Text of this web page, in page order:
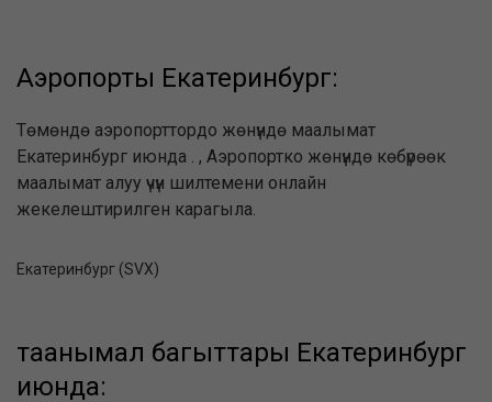
Аэропорты Екатеринбург:
Төмөндө аэропорттордо жөнүндө маалымат
Екатеринбург июнда . , Аэропортко жөнүндө көбүрөөк
маалымат алуу үчүн шилтемени онлайн
жекелештирилген карагыла.
Екатеринбург (SVX)
таанымал багыттары Екатеринбург
июнда: